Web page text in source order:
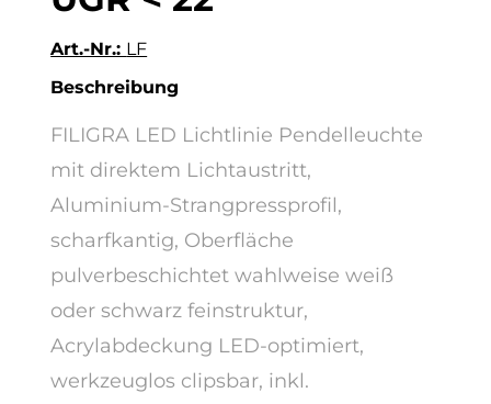
Art.-Nr.: LF
Beschreibung
FILIGRA LED Lichtlinie Pendelleuchte
mit direktem Lichtaustritt,
Aluminium-Strangpressprofil,
scharfkantig, Oberfläche
pulverbeschichtet wahlweise weiß
oder schwarz feinstruktur,
Acrylabdeckung LED-optimiert,
werkzeuglos clipsbar, inkl.